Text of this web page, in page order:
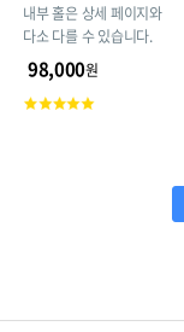
내부 홀은 상세 페이지와
다소 다를 수 있습니다.
98,000원
고